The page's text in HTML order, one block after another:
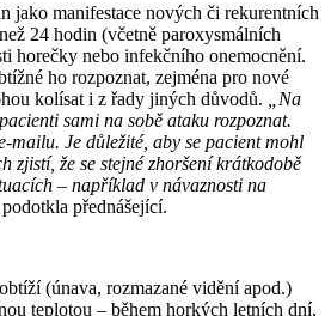
jako manifestace nových či rekurentních
24 hodin (včetně paroxysmálních
horečky nebo infekčního onemocnění.
ho rozpoznat, zejména pro nové
kolísat i z řady jiných důvodů.
„Na
sami na sobě ataku rozpoznat.
mailu. Je důležité, aby se pacient mohl
zjistí, že se stejné zhoršení krátkodobě
–⁠ například v návaznosti na
podotkla přednášející.
(únava, rozmazané vidění apod.)
teplotou –⁠ během horkých letních dní,